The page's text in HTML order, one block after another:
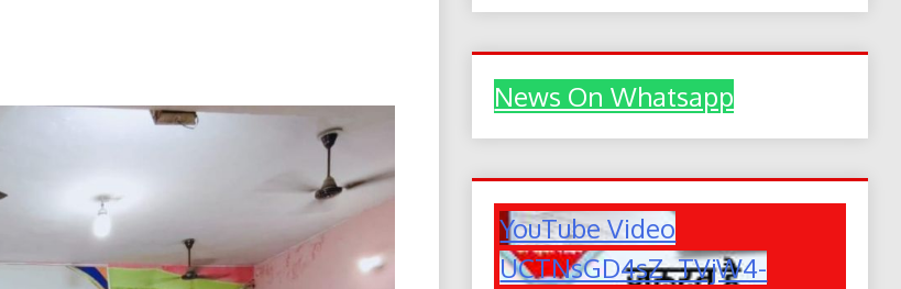
News On Whatsapp
YouTube Video
UCTNsGD4sZ_TVjW4-